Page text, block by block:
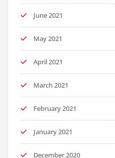
June 2021
May 2021
April 2021
March 2021
February 2021
January 2021
December 2020